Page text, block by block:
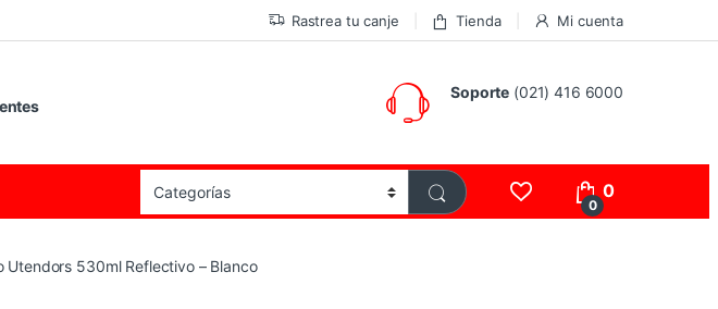
Rastrea tu canje Tienda Mi cuenta
Soporte (021) 416 6000
0
0
Utendors 530ml Reflectivo – Blanco